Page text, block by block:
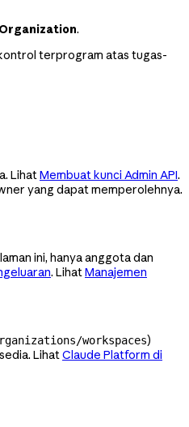
.
terprogram atas tugas-
LihatMembuat kunci Admin API.
yang dapat memperolehnya.
ini, hanya anggota dan
. LihatManajemen
workspaces)
LihatClaude Platform di